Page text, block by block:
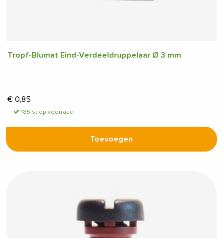
Tropf-Blumat Eind-Verdeeldruppelaar Ø 3 mm
€ 0,85
185 st op voorraad
Toevoegen